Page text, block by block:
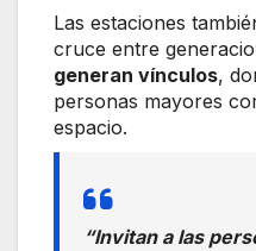
Las estaciones
cruce entre
generan vínculos,
personas mayores
espacio.
“Invitan a las